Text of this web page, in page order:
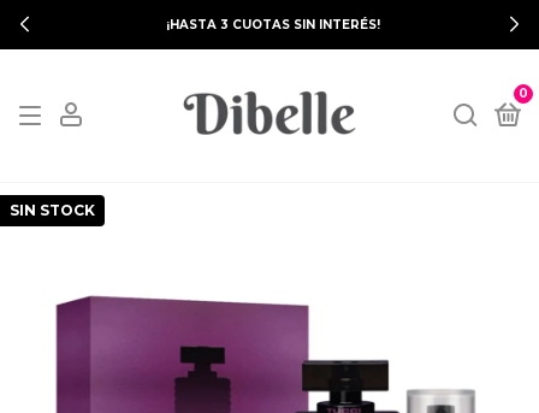
¡HASTA 3 CUOTAS SIN INTERÉS!
0
SIN STOCK